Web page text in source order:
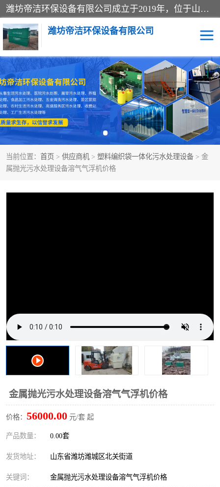
潍坊帝洁环保设备有限公司成立于2019年，位于山东省潍坊市潍城经济开发区；公司专注于环境保护专用设备及配件的研发、生产、安装与销售，同时涉及医用消毒设备、机电设备和仪器仪表的销售。此外，公司提供环保工程施工、环保技术研发与转让、技术服务以及环境工程专项设计服务，致力于为客户提供全面的环保解决方案，助力绿色可持续发展。
潍坊帝洁环保设备有限公司
当前位置： 首页 > 供应商机 > 塑料编织袋一体化污水处理设备 > 金
属抛光污水处理设备溶气气浮机价格
金属抛光污水处理设备溶气气浮机价格
价格： 56000.00 元/套 起
产品数量： 0.00套
发货地址： 山东省潍坊潍城区北关街道
关键词： 金属抛光污水处理设备溶气气浮机价格
一体化提升泵站 屠宰肉食品加工污水处理
设备
一体化生活污水处理设备 学校污水处理设备
医院污水处理设备 喷涂废水油墨废水
玻璃钢一体化污水处理设 水性涂料加工污水处理设
客运站污水处理设备 航站楼厕所污水处理设备
加油站油田景点旅游区污
水处理设备
风电场变电站污水处理设
备
叠螺污泥脱水机
疾控中心一体化设备处理 一体化净北槽污水处理设
餐具消毒污水处理设备
塑料编织袋一体化污水处 养老院污水处理一体化设